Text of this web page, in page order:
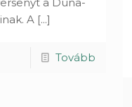
a Duna-
A [...]
Tovább